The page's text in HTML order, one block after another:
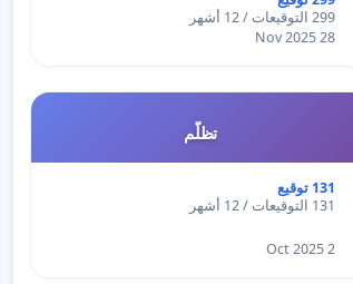
299 التوقيعات / 12 أشهر
28 Nov 2025
تظلّم
131 توقيع
131 التوقيعات / 12 أشهر
2 Oct 2025